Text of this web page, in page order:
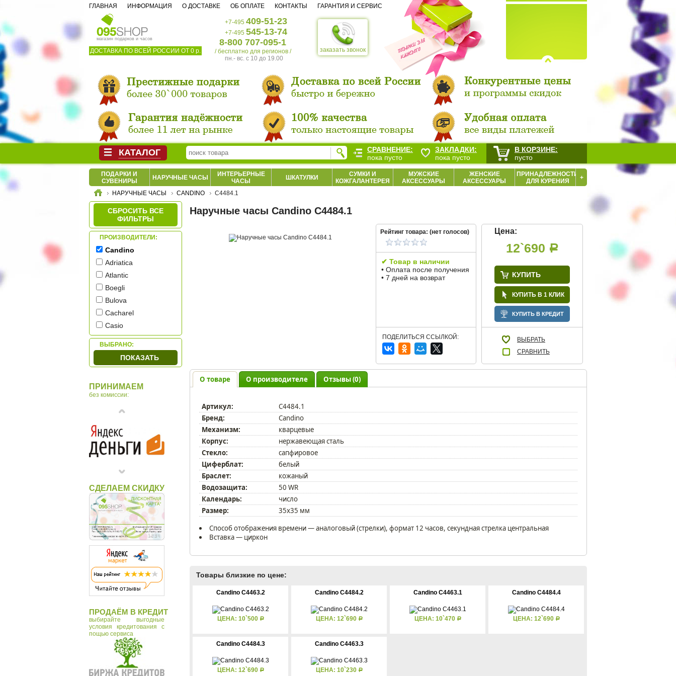
магазин подарков и часов
ДОСТАВКА ПО ВСЕЙ РОССИИ ОТ 0 р. заказать звонок
+7-495 409-51-23
+7-495 545-13-74
8-800 707-095-1
/ бесплатно для регионов /
пн.- вс. c 10 до 19.00
ГЛАВНАЯ ИНФОРМАЦИЯ О ДОСТАВКЕ ОБ ОПЛАТЕ КОНТАКТЫ ГАРАНТИЯ И СЕРВИС
ПОДАРКИ И
СУВЕНИРЫ
НАРУЧНЫЕ ЧАСЫ
ИНТЕРЬЕРНЫЕ
ЧАСЫ
ШКАТУЛКИ
СУМКИ И
КОЖГАЛАНТЕРЕЯ
МУЖСКИЕ
АКСЕССУАРЫ
ЖЕНСКИЕ
АКСЕССУАРЫ
ПРИНАДЛЕЖНОСТИ
ДЛЯ КУРЕНИЯ
+
НАРУЧНЫЕ ЧАСЫ CANDINO C4484.1
СБРОСИТЬ ВСЕ
ФИЛЬТРЫ
ПРОИЗВОДИТЕЛИ:
Candino
Adriatica
Atlantic
Boegli
Bulova
Cacharel
Casio
Citizen
Cover
Jowissa
Romanson
Swiss Military
Timex
ВЫБРАНО:
ПОКАЗАТЬ
ПРИНИМАЕМ
без комиссии:
СДЕЛАЕМ СКИДКУ
ПРОДАЁМ В КРЕДИТ
выбирайте выгодные
условия кредитования с
пощью сервиса
Наручные часы Candino C4484.1
Рейтинг товара: (нет голосов)
✔ Товар в наличии
• Оплата после получения
• 7 дней на возврат
ПОДЕЛИТЬСЯ ССЫЛКОЙ:
Цена:
12`690 Р
КУПИТЬ
КУПИТЬ В 1 КЛИК
КУПИТЬ В КРЕДИТ
ВЫБРАТЬ
СРАВНИТЬ
О товаре О производителе Отзывы (0)
Артикул:
C4484.1
Бренд:
Candino
Механизм:
кварцевые
Корпус:
нержавеющая сталь
Стекло:
сапфировое
Циферблат:
белый
Браслет:
кожаный
Водозащита:
50 WR
Календарь:
число
Размер:
35х35 мм
Способ отображения времени — аналоговый (стрелки), формат 12 часов, секундная стрелка центральная
Вставка — циркон
Товары близкие по цене:
Candino C4463.2
ЦЕНА: 10`500 Р
Candino C4484.2
ЦЕНА: 12`690 Р
Candino C4463.1
ЦЕНА: 10`470 Р
Candino C4484.4
ЦЕНА: 12`690 Р
Candino C4484.3
ЦЕНА: 12`690 Р
Candino C4463.3
ЦЕНА: 10`230 Р
КАТАЛОГ
СРАВНЕНИЕ:
пока пусто
ЗАКЛАДКИ:
пока пусто
В КОРЗИНЕ:
пусто